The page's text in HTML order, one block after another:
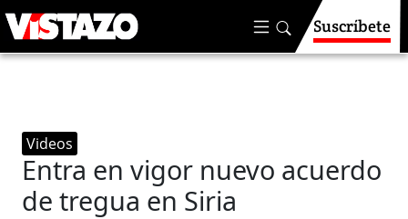
Suscríbete
Videos
Entra en vigor nuevo acuerdo
de tregua en Siria